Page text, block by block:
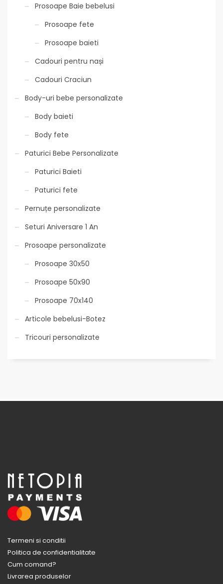
Prosoape Baie bebelusi
Prosoape fete
Prosoape baieti
Cadouri pentru nași
Cadouri Craciun
Body-uri bebe personalizate
Body baieti
Body fete
Paturici Bebe Personalizate
Paturici Baieti
Paturici fete
Pernuțe personalizate
Seturi Aniversare 1 An
Prosoape personalizate
Prosoape 30x50
Prosoape 50x90
Prosoape 70x140
Articole bebelusi-Botez
Tricouri personalizate
Termeni si conditii
Politica de confidentialitate
Cum comand?
Livrarea produselor